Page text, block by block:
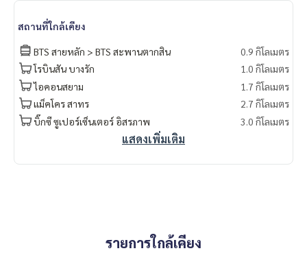
หรือคลิก
⸻
#FourSeasonsResidences #คอนโดหรูวิวแม่น้ำ #คอนโดใกล้BT
S #คอนโดใกล้ICONSIAM #曼谷四季公寓出租 #豪宅出租 #曼
谷湄南河公寓 #BTS旁公寓 #LifeProperty #FourSeasonsBa
ngkok #LuxuryCondoBangkok #BangkokRiverView #Condo
NearBTS
สถานที่ใกล้เคียง
BTS สายหลัก > BTS สะพานตากสิน
0.9 กิโลเมตร
โรบินสัน บางรัก
1.0 กิโลเมตร
ไอคอนสยาม
1.7 กิโลเมตร
แม็คโคร สาทร
2.7 กิโลเมตร
บิ๊กซี ซูเปอร์เซ็นเตอร์ อิสรภาพ
3.0 กิโลเมตร
แสดงเพิ่มเติม
รายการใกล้เคียง